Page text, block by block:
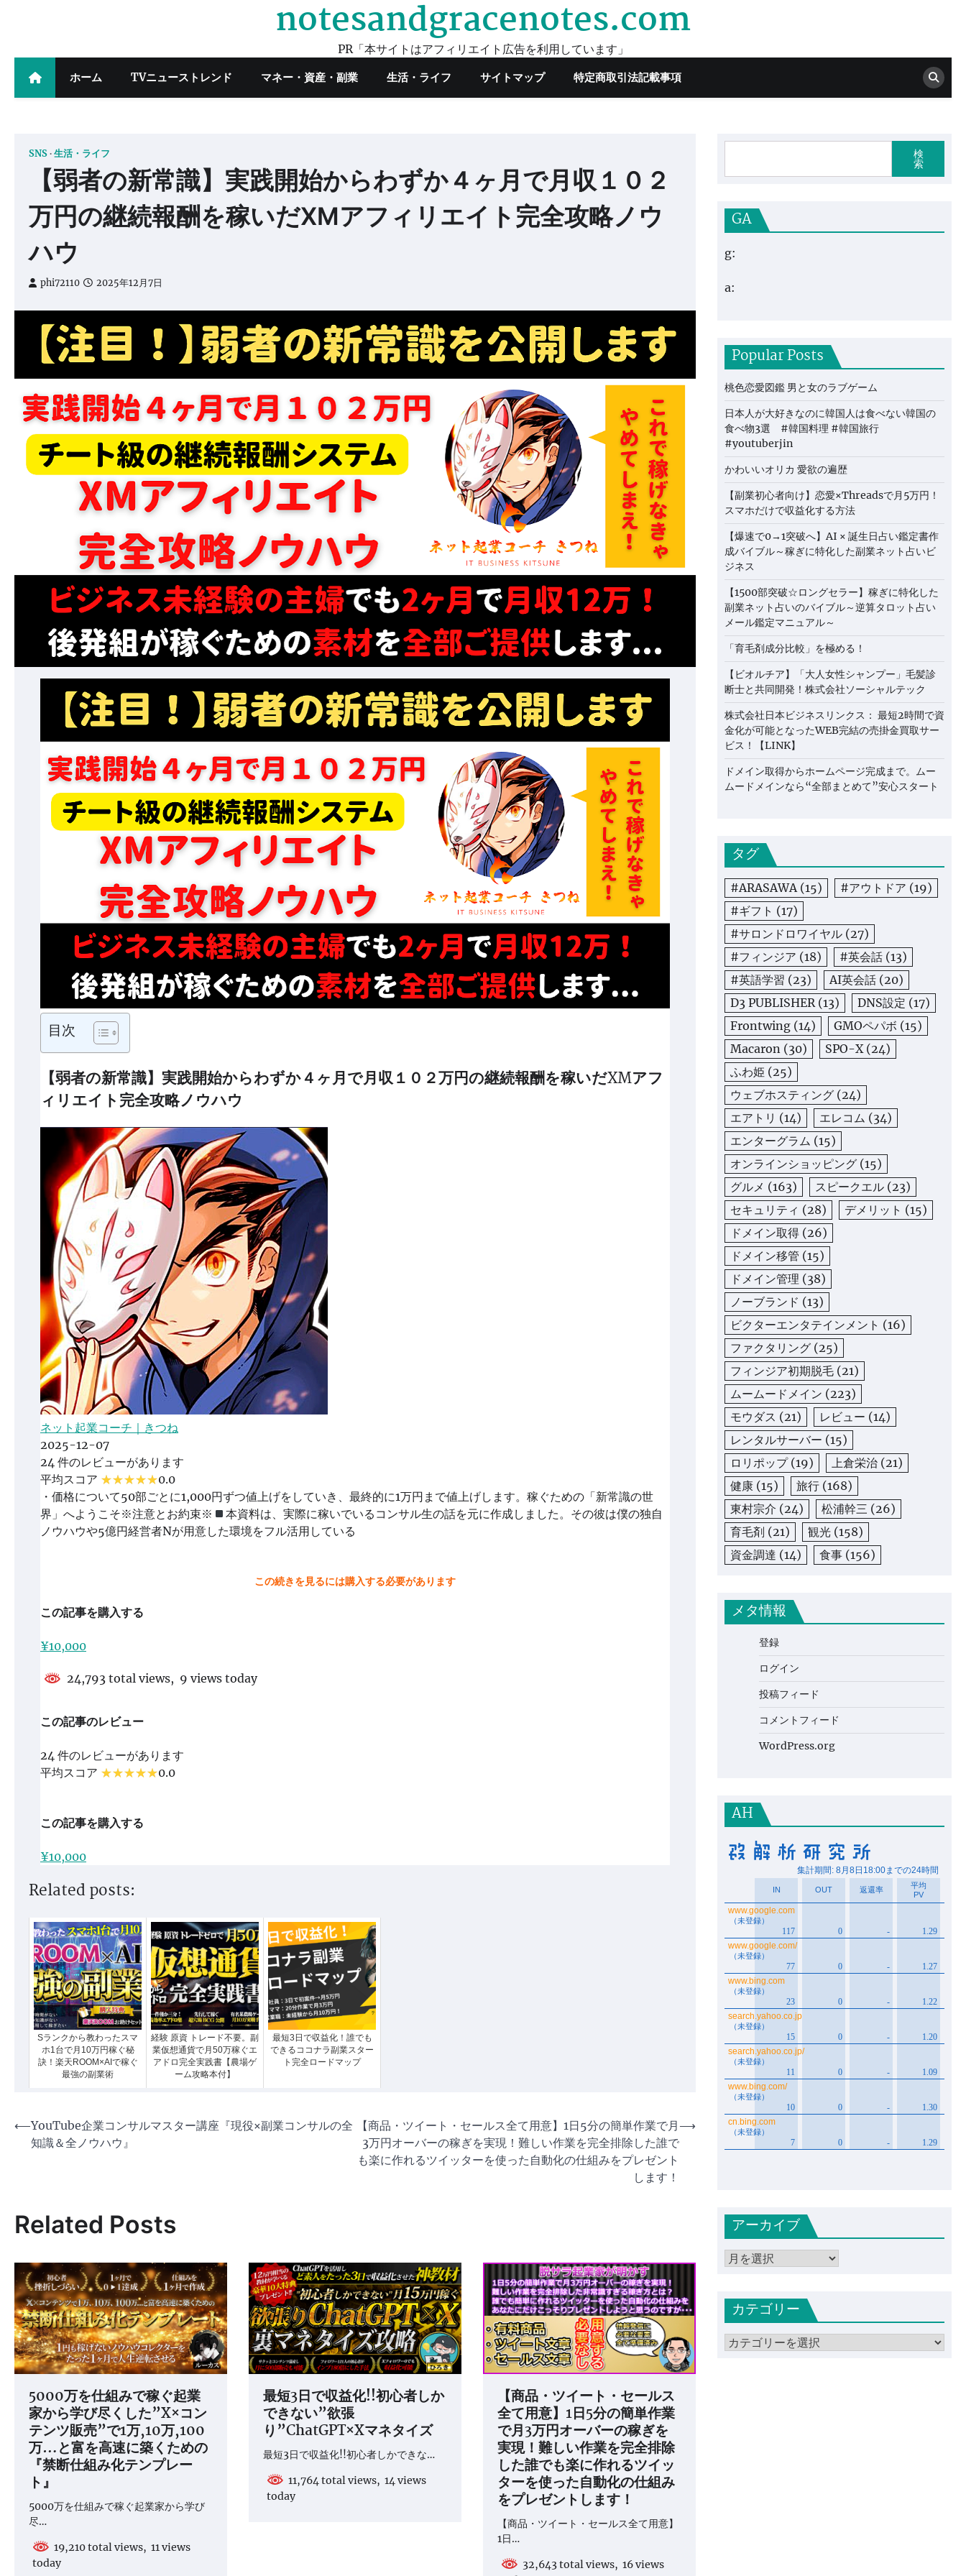
notesandgracenotes.com
PR「本サイトはアフィリエイト広告を利用しています」
ホーム TVニューストレンド マネー・資産・副業 生活・ライフ サイトマップ 特定商取引法記載事項
SNS 生活・ライフ
【弱者の新常識】実践開始からわずか４ヶ月で月収１０２
万円の継続報酬を稼いだXMアフィリエイト完全攻略ノウ
ハウ
phi72110 2025年12月7日
目次
【弱者の新常識】実践開始からわずか４ヶ月で月収１０２万円の継続報酬を稼いだXMアフ
ィリエイト完全攻略ノウハウ
ネット起業コーチ｜きつね
2025-12-07
24 件のレビューがあります
平均スコア
0.0
・価格について50部ごとに1,000円ずつ値上げをしていき、最終的に1万円まで値上げします。稼ぐための「新常識の世
界」へようこそ※注意とお約束※
本資料は、実際に稼いでいるコンサル生の話を元に作成しました。その彼は僕の独自
ノウハウや5億円経営者Nが用意した環境をフル活用している
この続きを見るには購入する必要があります
この記事を購入する
¥10,000
24,793 total views, 9 views today
この記事のレビュー
24 件のレビューがあります
平均スコア
0.0
この記事を購入する
¥10,000
Related posts:
Sランクから教わったスマ
ホ1台で月10万円稼ぐ秘
訣！楽天ROOM×AIで稼ぐ
最強の副業術
経験 原資 トレード不要。副
業仮想通貨で月50万稼ぐエ
アドロ完全実践書【農場ゲ
ーム攻略本付】
最短3日で収益化！誰でも
できるココナラ副業スター
ト完全ロードマップ
投
ゲ
ー
シ
ョ
ン
⟵YouTube企業コンサルマスター講座『現役×副業コンサルの全
知識＆全ノウハウ』
【商品・ツイート・セールス全て用意】1日5分の簡単作業で月
3万円オーバーの稼ぎを実現！難しい作業を完全排除した誰で
も楽に作れるツイッターを使った自動化の仕組みをプレゼント
します！
⟶
Related Posts
5000万を仕組みで稼ぐ起業
家から学び尽くした”X×コン
テンツ販売”で1万,10万,100
万…と富を高速に築くための
『禁断仕組み化テンプレー
ト』
5000万を仕組みで稼ぐ起業家から学び
尽…
19,210 total views, 11 views
today
最短3日で収益化!!初心者しか
できない”欲張
り”ChatGPT×Xマネタイズ
最短3日で収益化!!初心者しかできな…
11,764 total views, 14 views
today
【商品・ツイート・セールス
全て用意】1日5分の簡単作業
で月3万円オーバーの稼ぎを
実現！難しい作業を完全排除
した誰でも楽に作れるツイッ
ターを使った自動化の仕組み
をプレゼントします！
【商品・ツイート・セールス全て用意】
1日…
32,643 total views, 16 views
検
索
GA
g:
a:
Popular Posts
桃色恋愛図鑑 男と女のラブゲーム
日本人が大好きなのに韓国人は食べない韓国の
食べ物3選 #韓国料理 #韓国旅行
#youtuberjin
かわいいオリカ 愛欲の遍歴
【副業初心者向け】恋愛×Threadsで月5万円！
スマホだけで収益化する方法
【爆速で0→1突破へ】AI × 誕生日占い鑑定書作
成バイブル～稼ぎに特化した副業ネット占いビ
ジネス
【1500部突破☆ロングセラー】稼ぎに特化した
副業ネット占いのバイブル～逆算タロット占い
メール鑑定マニュアル～
「育毛剤成分比較」を極める！
【ビオルチア】「大人女性シャンプー」毛髪診
断士と共同開発！株式会社ソーシャルテック
株式会社日本ビジネスリンクス： 最短2時間で資
金化が可能となったWEB完結の売掛金買取サー
ビス！【LINK】
ドメイン取得からホームページ完成まで。ムー
ムードメインなら“全部まとめて”安心スタート
タグ
#ARASAWA(15) #アウトドア (19)
#ギフト (17)
#サロンドロワイヤル (27)
#フィンジア (18) #英会話 (13)
#英語学習 (23) AI英会話 (20)
D3 PUBLISHER(13) DNS設定 (17)
Frontwing (14) GMOペパボ (15)
Macaron (30) SPO-X(24)
ふわ姫 (25)
ウェブホスティング (24)
エアトリ (14) エレコム (34)
エンターグラム (15)
オンラインショッピング (15)
グルメ (163) スピークエル (23)
セキュリティ (28) デメリット (15)
ドメイン取得 (26)
ドメイン移管 (15)
ドメイン管理 (38)
ノーブランド (13)
ビクターエンタテインメント (16)
ファクタリング (25)
フィンジア初期脱毛 (21)
ムームードメイン (223)
モウダス (21) レビュー (14)
レンタルサーバー (15)
ロリポップ(19) 上倉栄治 (21)
健康 (15) 旅行 (168)
東村宗介 (24) 松浦幹三 (26)
育毛剤 (21) 観光 (158)
資金調達 (14) 食事 (156)
メタ情報
登録
ログイン
投稿フィード
コメントフィード
WordPress.org
AH
アーカイブ
ア
イ
ブ
カテゴリー
カ